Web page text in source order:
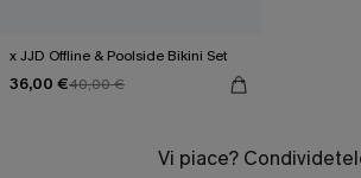
x JJD Offline & Poolside Bikini Set
36,00 €40,00 €
Vi piace?